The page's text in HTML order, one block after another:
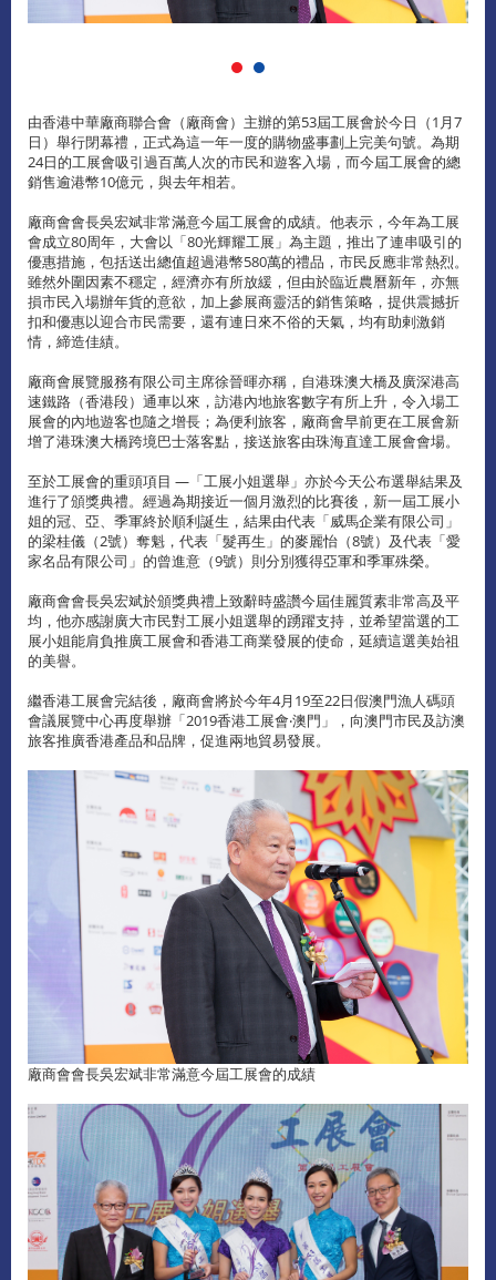
由香港中華廠商聯合會（廠商會）主辦的第53屆工展會於今日（1月7
日）舉行閉幕禮，正式為這一年一度的購物盛事劃上完美句號。為期
24日的工展會吸引過百萬人次的市民和遊客入場，而今屆工展會的總
銷售逾港幣10億元，與去年相若。
廠商會會長吳宏斌非常滿意今屆工展會的成績。他表示，今年為工展
會成立80周年，大會以「80光輝耀工展」為主題，推出了連串吸引的
優惠措施，包括送出總值超過港幣580萬的禮品，市民反應非常熱烈。
雖然外圍因素不穩定，經濟亦有所放緩，但由於臨近農曆新年，亦無
損市民入場辦年貨的意欲，加上參展商靈活的銷售策略，提供震撼折
扣和優惠以迎合市民需要，還有連日來不俗的天氣，均有助剌激銷
情，締造佳績。
廠商會展覽服務有限公司主席徐晉暉亦稱，自港珠澳大橋及廣深港高
速鐵路（香港段）通車以來，訪港內地旅客數字有所上升，令入場工
展會的內地遊客也隨之增長；為便利旅客，廠商會早前更在工展會新
增了港珠澳大橋跨境巴士落客點，接送旅客由珠海直達工展會會場。
至於工展會的重頭項目 —「工展小姐選舉」亦於今天公布選舉結果及
進行了頒獎典禮。經過為期接近一個月激烈的比賽後，新一屆工展小
姐的冠、亞、季軍終於順利誕生，結果由代表「威馬企業有限公司」
的梁桂儀（2號）奪魁，代表「髮再生」的麥麗怡（8號）及代表「愛
家名品有限公司」的曾進意（9號）則分別獲得亞軍和季軍殊榮。
廠商會會長吳宏斌於頒獎典禮上致辭時盛讚今屆佳麗質素非常高及平
均，他亦感謝廣大市民對工展小姐選舉的踴躍支持，並希望當選的工
展小姐能肩負推廣工展會和香港工商業發展的使命，延續這選美始祖
的美譽。
繼香港工展會完結後，廠商會將於今年4月19至22日假澳門漁人碼頭
會議展覽中心再度舉辦「2019香港工展會‧澳門」，向澳門市民及訪澳
旅客推廣香港產品和品牌，促進兩地貿易發展。
廠商會會長吳宏斌非常滿意今屆工展會的成績